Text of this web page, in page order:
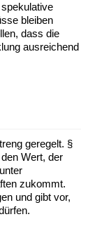
bleiben
dass die
ausreichend
geregelt. §
Wert, der
zukommt.
und gibt vor,